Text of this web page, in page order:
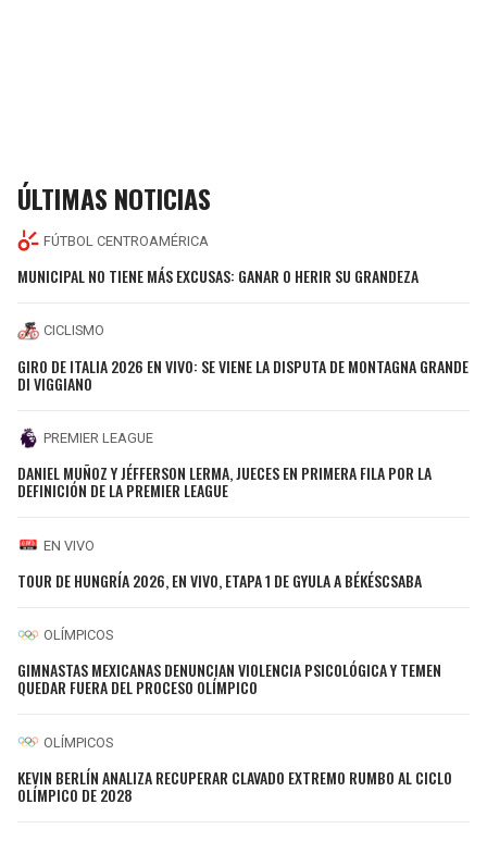
ÚLTIMAS NOTICIAS
FÚTBOL CENTROAMÉRICA
MUNICIPAL NO TIENE MÁS EXCUSAS: GANAR O HERIR SU GRANDEZA
CICLISMO
GIRO DE ITALIA 2026 EN VIVO: SE VIENE LA DISPUTA DE MONTAGNA GRANDE
DI VIGGIANO
PREMIER LEAGUE
DANIEL MUÑOZ Y JÉFFERSON LERMA, JUECES EN PRIMERA FILA POR LA
DEFINICIÓN DE LA PREMIER LEAGUE
EN VIVO
TOUR DE HUNGRÍA 2026, EN VIVO, ETAPA 1 DE GYULA A BÉKÉSCSABA
OLÍMPICOS
GIMNASTAS MEXICANAS DENUNCIAN VIOLENCIA PSICOLÓGICA Y TEMEN
QUEDAR FUERA DEL PROCESO OLÍMPICO
OLÍMPICOS
KEVIN BERLÍN ANALIZA RECUPERAR CLAVADO EXTREMO RUMBO AL CICLO
OLÍMPICO DE 2028